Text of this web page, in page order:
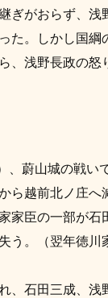
ぎがおらず、
た。しかし国綱
、浅野長政の怒
、蔚山城の戦い
ら越前北ノ庄へ
家臣の一部が石
う。（翌年徳川
、石田三成、浅